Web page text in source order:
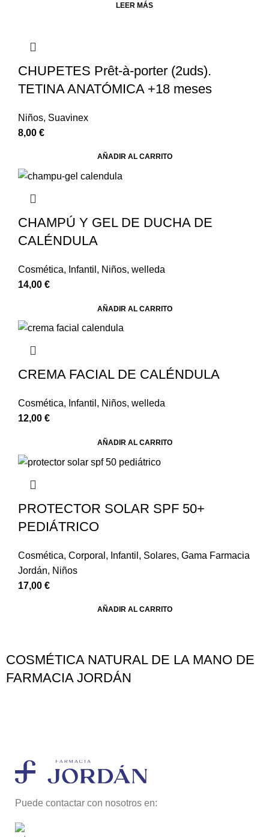
LEER MÁS
CHUPETES Prêt-à-porter (2uds).
TETINA ANATÓMICA +18 meses
Niños, Suavinex
8,00 €
AÑADIR AL CARRITO
CHAMPÚ Y GEL DE DUCHA DE
CALÉNDULA
Cosmética, Infantil , Niños, welleda
14,00 €
AÑADIR AL CARRITO
CREMA FACIAL DE CALÉNDULA
Cosmética, Infantil , Niños, welleda
12,00 €
AÑADIR AL CARRITO
PROTECTOR SOLAR SPF 50+
PEDIÁTRICO
Cosmética, Corporal , Infantil , Solares, Gama Farmacia
Jordán, Niños
17,00 €
AÑADIR AL CARRITO
COSMÉTICA NATURAL DE LA MANO DE
FARMACIA JORDÁN
Puede contactar con nosotros en: